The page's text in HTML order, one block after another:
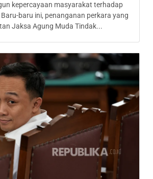
kepercayaan masyarakat terhadap
baru ini, penanganan perkara yang
Jaksa Agung Muda Tindak...